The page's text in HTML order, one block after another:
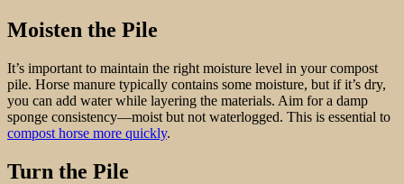
Moisten the Pile
It’s important to maintain the right moisture level in your compost
pile. Horse manure typically contains some moisture, but if it’s dry,
you can add water while layering the materials. Aim for a damp
sponge consistency—moist but not waterlogged. This is essential to
compost horse more quickly.
Turn the Pile